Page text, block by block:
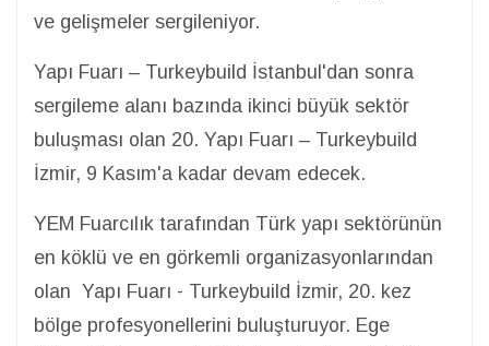
ve gelişmeler sergileniyor.
Yapı Fuarı – Turkeybuild İstanbul'dan sonra
sergileme alanı bazında ikinci büyük sektör
buluşması olan 20. Yapı Fuarı – Turkeybuild
İzmir, 9 Kasım'a kadar devam edecek.
YEM Fuarcılık tarafından Türk yapı sektörünün
en köklü ve en görkemli organizasyonlarından
olan Yapı Fuarı - Turkeybuild İzmir, 20. kez
bölge profesyonellerini buluşturuyor. Ege